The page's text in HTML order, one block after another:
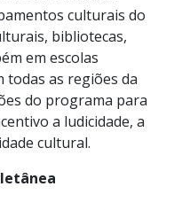
culturais do
bibliotecas,
em escolas
todas as regiões da
do programa para
a ludicidade, a
cultural.